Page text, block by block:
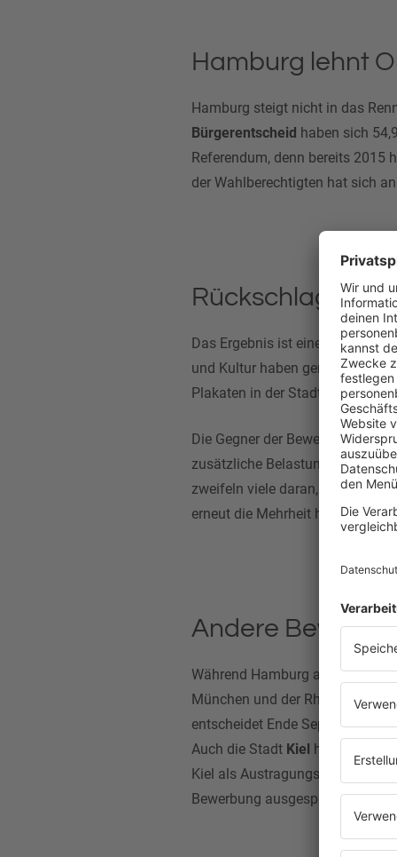
Hamburg lehnt
Hamburg steigt nicht in das
Bürgerentscheid haben sich
Referendum, denn bereits 2015
der Wahlberechtigten hat sich
Rückschlag für
Das Ergebnis ist eine
klare
und Kultur haben gemeinsam
Plakaten in der Stadt zu sehen
Die Gegner der Bewerbung
zusätzliche Belastungen für
zweifeln viele daran, dass
erneut die Mehrheit hinter sich
Andere
Während Hamburg ausscheidet,
München und der Rhein-Ruhr-
entscheidet Ende September,
Auch die Stadt Kiel hofft weiter
Kiel als Austragungsort fürs
Bewerbung ausgesprochen.